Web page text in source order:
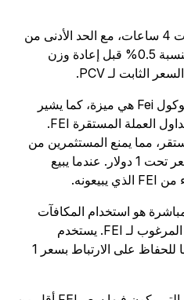
يعيد البروتوكول وزن Fei بفترات 4 ساعات، مع الحد الأدنى من
المسافة أسفل النقطة الثابتة بنسبة 0.5% قبل إعادة وزن
لبروتوكول Fei هي ميزة، كما يشير
الاسم، تحفز استخدام ونشاط تداول العملة المستقرة FEI.
يمنع المستثمرين من
بيع رموزهم عندما ينخفض السعر تحت 1 دولار. عندما يبيع
هو استخدام المكافآت
والعقوبات للوصول إلى السعر المرغوب لـ FEI. يستخدم
البروتوكول سك الرموز وحرقها للحفاظ على الارتباط بسعر 1